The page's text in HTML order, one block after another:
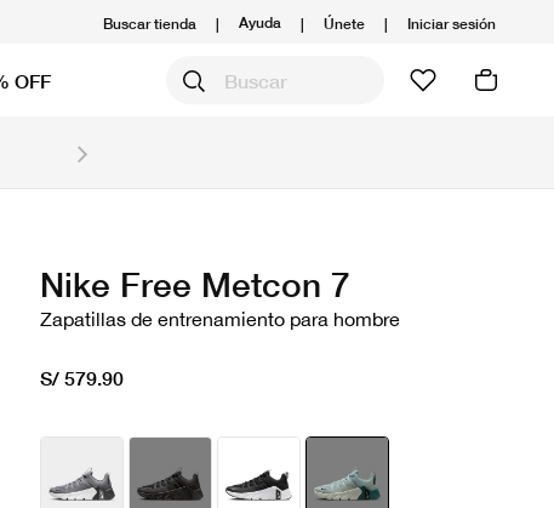
Buscar tienda | Ayuda | Únete | Iniciar sesión
OFF
Nike Free Metcon 7
Zapatillas de entrenamiento para hombre
S/ 579.90